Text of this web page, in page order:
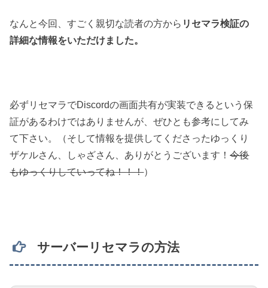
なんと今回、すごく親切な読者の方から リセマラ検証の
詳細な情報をいただけました。
必ずリセマラでDiscordの画面共有が実装できるという保
証があるわけではありませんが、ぜひとも参考にしてみ
て下さい。（そして情報を提供してくださったゆっくり
ザケルさん、しゃざさん、ありがとうございます！今後
もゆっくりしていってね！！！）
サーバーリセマラの方法